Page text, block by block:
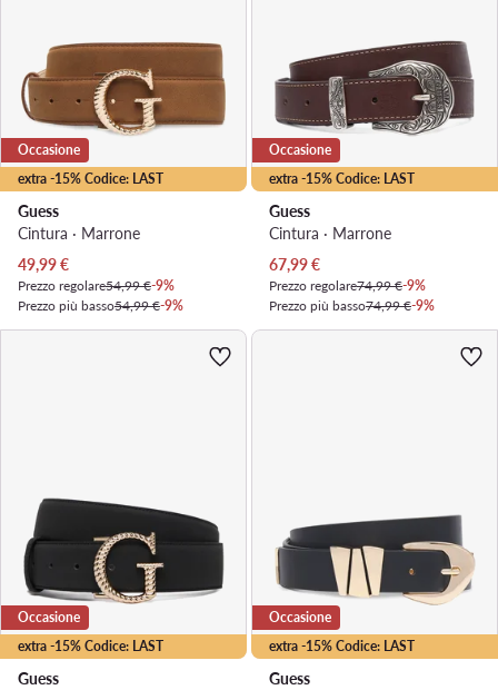
extra -15% Codice: LAST
Occasione
Guess
Cintura · Marrone
Prezzo attuale
49,99€
Prezzo regolare54,99 €-9%
Prezzo più basso54,99 €-9%
extra -15% Codice: LAST
Occasione
Guess
Cintura · Marrone
Prezzo attuale
67,99€
Prezzo regolare74,99 €-9%
Prezzo più basso74,99 €-9%
extra -15% Codice: LAST
Occasione
Guess
extra -15% Codice: LAST
Occasione
Guess